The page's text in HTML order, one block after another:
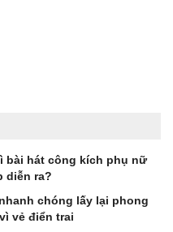
bài hát công kích phụ nữ
diễn ra?
chóng lấy lại phong
vẻ điển trai